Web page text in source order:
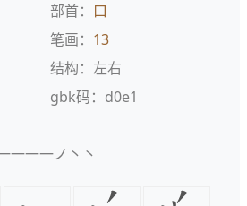
部首： 口
笔画： 13
结构：左右
gbk码：d0e1
一一一ノ丶丶